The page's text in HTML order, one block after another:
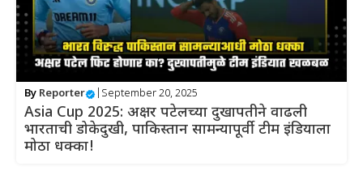
By Reporter September 20, 2025
Asia Cup 2025: अक्षर पटेलच्या दुखापतीने वाढली
भारताची डोकेदुखी, पाकिस्तान सामन्यापूर्वी टीम इंडियाला
मोठा धक्का!